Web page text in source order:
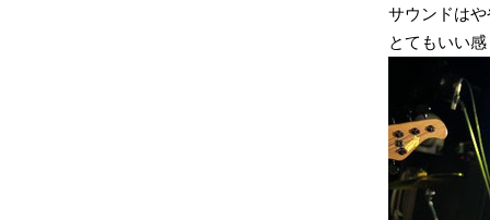
サウンドは
とてもいい